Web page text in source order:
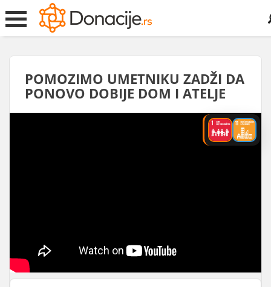
POMOZIMO UMETNIKU ZADŽI DA
PONOVO DOBIJE DOM I ATELJE